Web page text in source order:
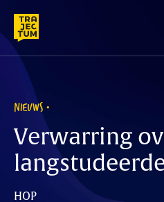
content
NIEUWS
Verwarring
HOP